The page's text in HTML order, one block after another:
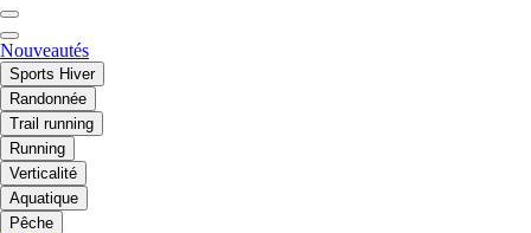
Nouveautés
Sports Hiver
Randonnée
Trail running
Running
Verticalité
Aquatique
Pêche